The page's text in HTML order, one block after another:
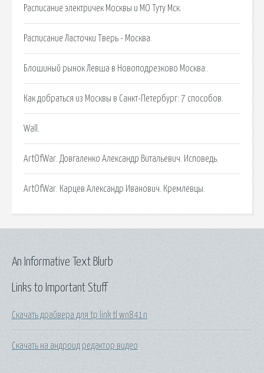
Расписание электричек Москвы и МО Туту Мск.
Расписание Ласточки Тверь - Москва.
Блошиный рынок Левша в Новоподрезково Москва:.
Как добраться из Москвы в Санкт-Петербург: 7 способов.
Wall.
ArtOfWar. Довгаленко Александр Витальевич. Исповедь.
ArtOfWar. Карцев Александр Иванович. Кремлевцы.
Links to Important Stuff
Скачать драйвера для tp link tl wn841n
Скачать на андроид редактор видео
An Informative Text Blurb